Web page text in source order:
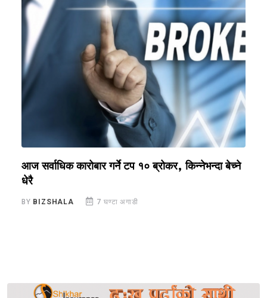
आज सर्वाधिक कारोबार गर्ने टप १० ब्रोकर, किन्नेभन्दा बेच्ने
धेरै
BY BIZSHALA 7 घण्टा अगाडी